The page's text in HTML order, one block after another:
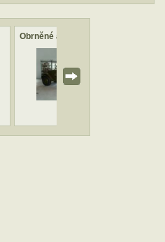
Obrněné auto M3A1 Scout